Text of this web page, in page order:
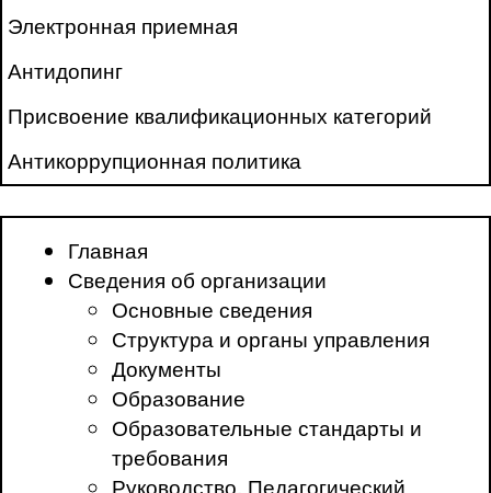
Электронная приемная
Антидопинг
Присвоение квалификационных категорий
Антикоррупционная политика
Главная
Сведения об организации
Основные сведения
Структура и органы управления
Документы
Образование
Образовательные стандарты и
требования
Руководство. Педагогический